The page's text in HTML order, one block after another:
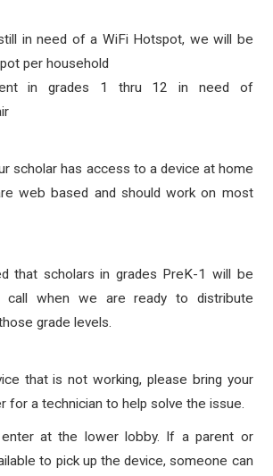
in need of a WiFi Hotspot, we will be
per household
in grades 1 thru 12 in need of
scholar has access to a device at home
web based and should work on most
that scholars in grades PreK-1 will be
call when we are ready to distribute
grade levels.
that is not working, please bring your
for a technician to help solve the issue.
at the lower lobby. If a parent or
to pick up the device, someone can